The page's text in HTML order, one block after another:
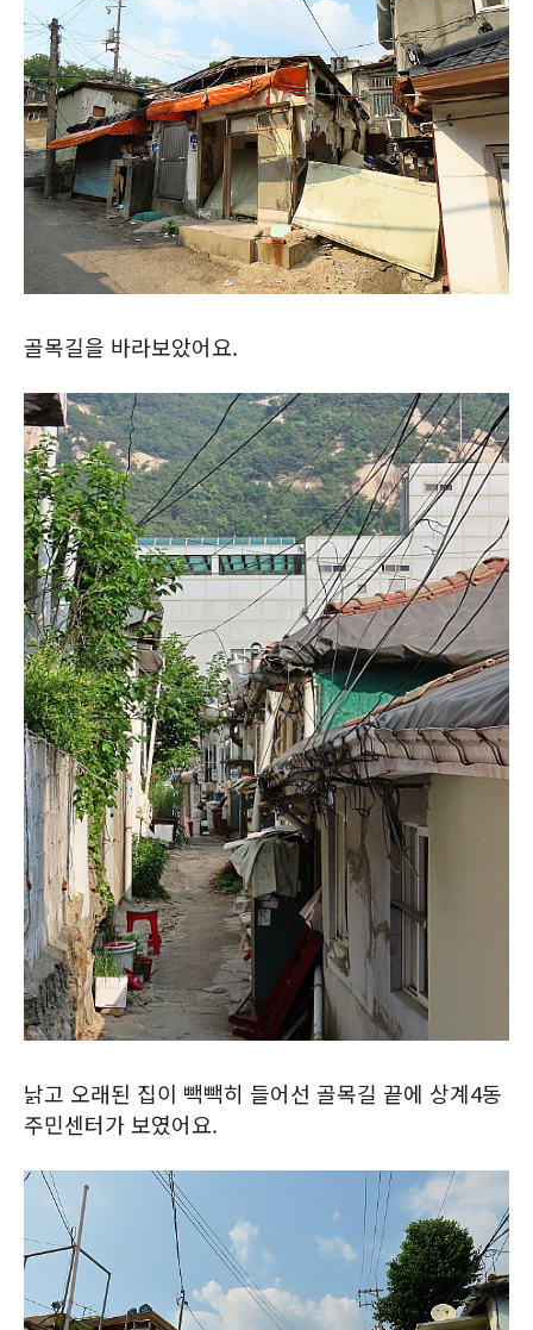
골목길을 바라보았어요.
낡고 오래된 집이 빽빽히 들어선 골목길 끝에 상계4동
주민센터가 보였어요.